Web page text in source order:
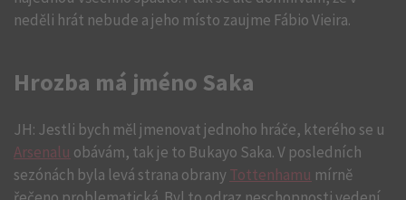
neděli hrát nebude a jeho místo zaujme Fábio Vieira.
Hrozba má jméno Saka
JH: Jestli bych měl jmenovat jednoho hráče, kterého se u
Arsenalu obávám, tak je to Bukayo Saka. V posledních
sezónách byla levá strana obranyTottenhamu mírně